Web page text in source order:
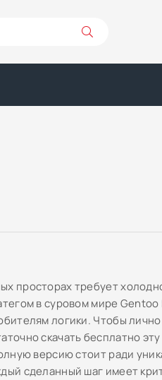
просторах требует
в суровом мире
логики. Чтобы
скачать бесплатно
версию стоит ради
сделанный шаг имеет